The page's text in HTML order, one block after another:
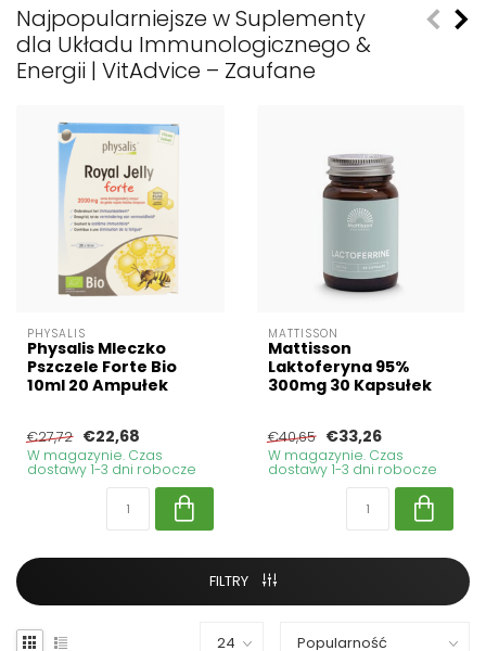
Najpopularniejsze w Suplementy
dla Układu Immunologicznego &
Energii | VitAdvice – Zaufane
PHYSALIS
Physalis Mleczko
Pszczele Forte Bio
10ml 20 Ampułek
€27,72 €22,68
W magazynie. Czas
dostawy 1-3 dni robocze
MATTISSON
Mattisson
Laktoferyna 95%
300mg 30 Kapsułek
€40,65 €33,26
W magazynie. Czas
dostawy 1-3 dni robocze
FILTRY